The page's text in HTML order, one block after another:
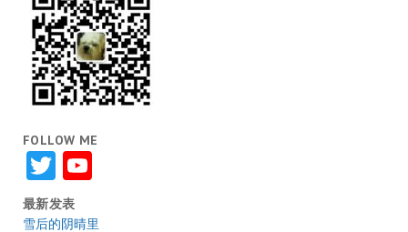
FOLLOW ME
TwitterYouTube
最新发表
雪后的阴晴里